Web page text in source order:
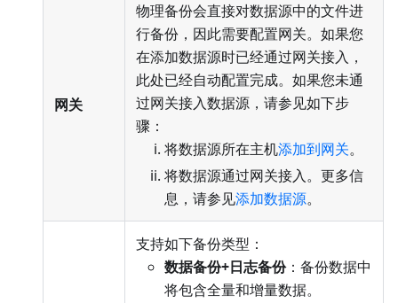
网关
物理备份会直接对数据源中的文件进
行备份，因此需要配置网关。如果您
在添加数据源时已经通过网关接入，
此处已经自动配置完成。如果您未通
过网关接入数据源，请参见如下步
骤：
将数据源所在主机添加到网关。
将数据源通过网关接入。更多信
息，请参见添加数据源。
支持如下备份类型：
数据备份+日志备份：备份数据中
将包含全量和增量数据。